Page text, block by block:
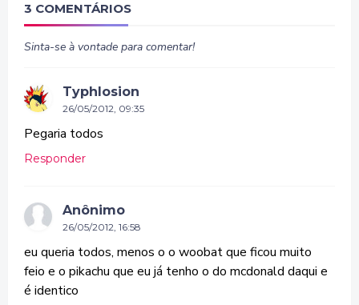
3 COMENTÁRIOS
Sinta-se à vontade para comentar!
Typhlosion
26/05/2012, 09:35
Pegaria todos
Responder
Anônimo
26/05/2012, 16:58
eu queria todos, menos o o woobat que ficou muito
feio e o pikachu que eu já tenho o do mcdonald daqui e
é identico